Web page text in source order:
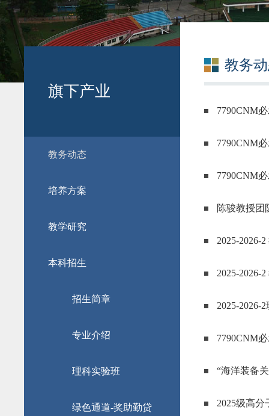
旗下产业
教务动态
培养方案
教学研究
本科招生
招生简章
专业介绍
理科实验班
绿色通道-奖助勤贷
教务
7790CNM
7790CNM
7790CNM
陈骏教授团
2025-2026-
​2025-2026-
2025-2026-
7790CNM
“海洋装备
2025级高